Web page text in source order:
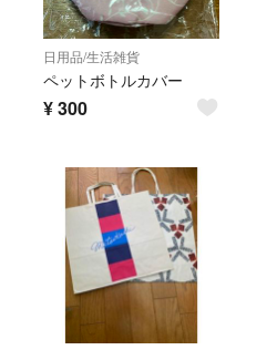
日用品/生活雑貨
ペットボトルカバー
¥300